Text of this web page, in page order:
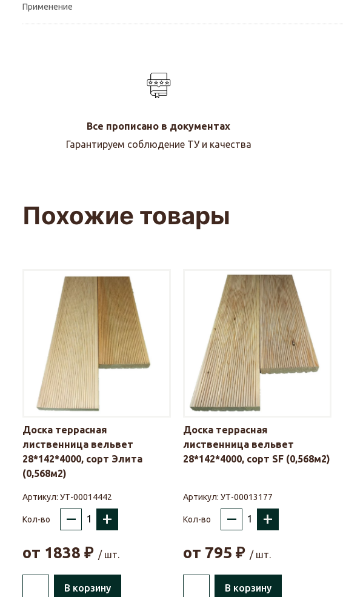
Применение
Все прописано в документах
Гарантируем соблюдение ТУ и качества
Похожие товары
Доска террасная
лиственница вельвет
28*142*4000, сорт Элита
(0,568м2)
Артикул: УТ-00014442
Кол-во – +
от 1838 ₽ / шт.
В корзину
Доска террасная
лиственница вельвет
28*142*4000, сорт SF (0,568м2)
Артикул: УТ-00013177
Кол-во – +
от 795 ₽ / шт.
В корзину